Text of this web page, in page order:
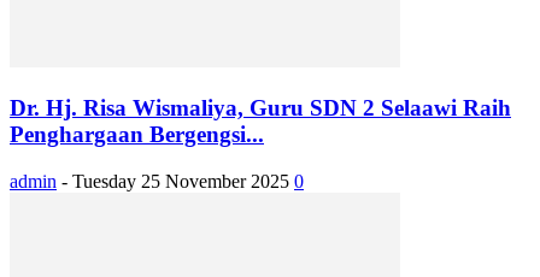
Dr. Hj. Risa Wismaliya, Guru SDN 2 Selaawi Raih
Penghargaan Bergengsi...
admin - Tuesday 25 November 2025 0